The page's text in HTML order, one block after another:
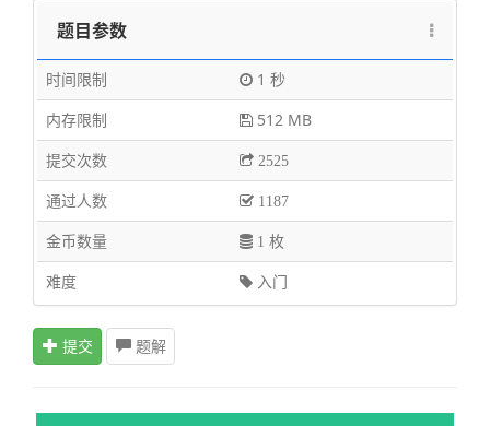
题目参数
时间限制
1 秒
内存限制
512 MB
提交次数
2525
通过人数 1187
金币数量 1 枚
难度 入门
提交 题解